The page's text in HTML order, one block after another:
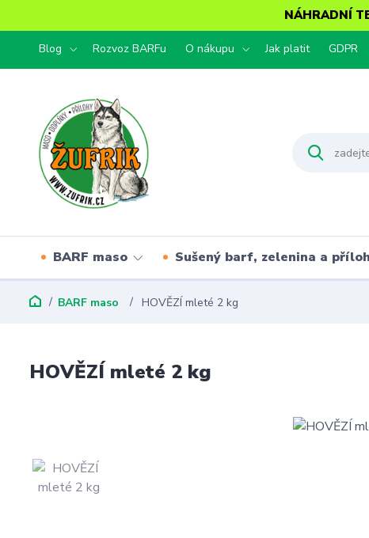
NÁHRADNÍ
Blog Rozvoz BARFu O nákupu Jak platit GDPR
BARF maso Sušený barf, zelenina a
BARF maso HOVĚZÍ mleté 2 kg
HOVĚZÍ mleté 2 kg